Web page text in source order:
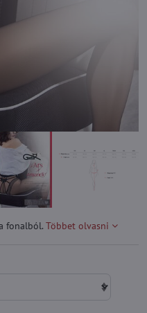
fonalból. Többet olvasni